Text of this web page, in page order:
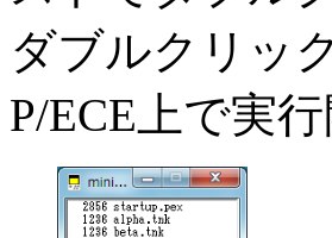
ダブルクリッ
P/ECE上で実